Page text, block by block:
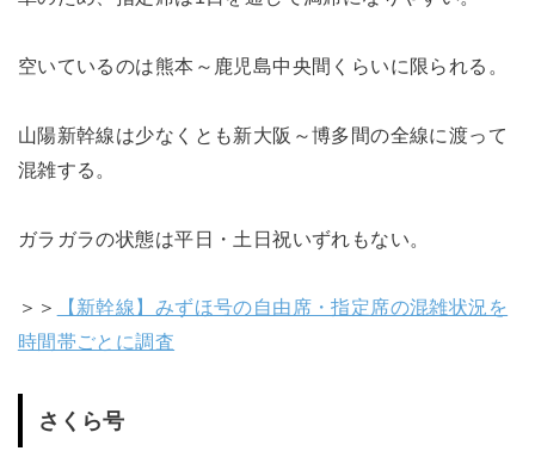
空いているのは熊本～鹿児島中央間くらいに限られる。
山陽新幹線は少なくとも新大阪～博多間の全線に渡って
混雑する。
ガラガラの状態は平日・土日祝いずれもない。
＞＞
【新幹線】みずほ号の自由席・指定席の混雑状況を
時間帯ごとに調査
さくら号